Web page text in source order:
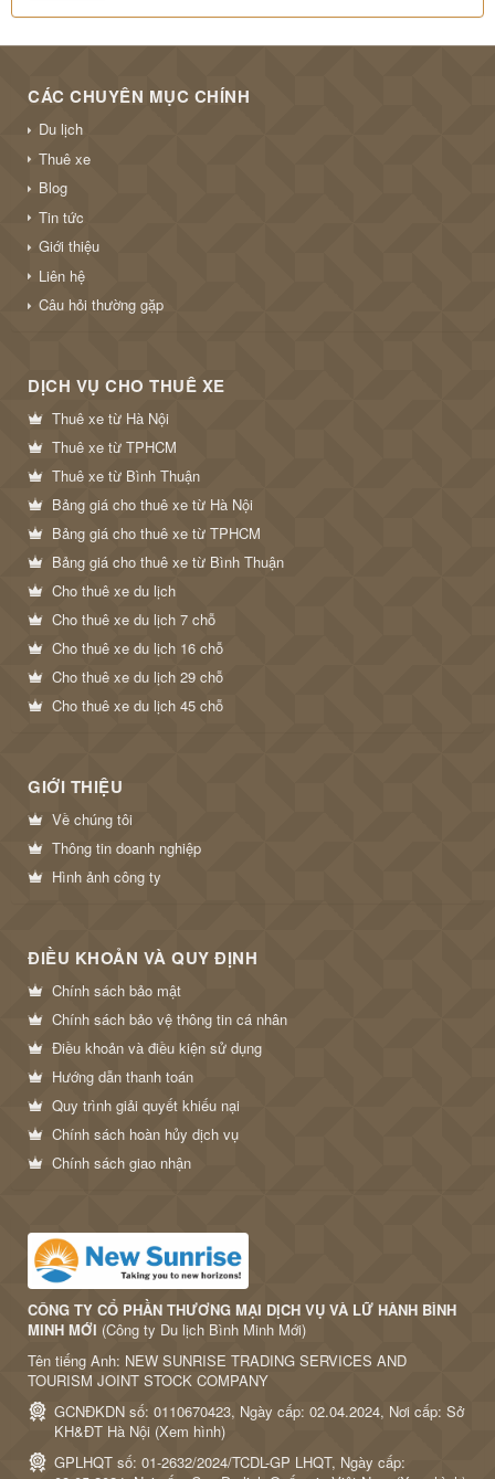
CÁC CHUYÊN MỤC CHÍNH
Du lịch
Thuê xe
Blog
Tin tức
Giới thiệu
Liên hệ
Câu hỏi thường gặp
DỊCH VỤ CHO THUÊ XE
Thuê xe từ Hà Nội
Thuê xe từ TPHCM
Thuê xe từ Bình Thuận
Bảng giá cho thuê xe từ Hà Nội
Bảng giá cho thuê xe từ TPHCM
Bảng giá cho thuê xe từ Bình Thuận
Cho thuê xe du lịch
Cho thuê xe du lịch 7 chỗ
Cho thuê xe du lịch 16 chỗ
Cho thuê xe du lịch 29 chỗ
Cho thuê xe du lịch 45 chỗ
GIỚI THIỆU
Về chúng tôi
Thông tin doanh nghiệp
Hình ảnh công ty
ĐIỀU KHOẢN VÀ QUY ĐỊNH
Chính sách bảo mật
Chính sách bảo vệ thông tin cá nhân
Điều khoản và điều kiện sử dụng
Hướng dẫn thanh toán
Quy trình giải quyết khiếu nại
Chính sách hoàn hủy dịch vụ
Chính sách giao nhận
CÔNG TY CỔ PHẦN THƯƠNG MẠI DỊCH VỤ VÀ LỮ HÀNH BÌNH
MINH MỚI (Công ty Du lịch Bình Minh Mới)
Tên tiếng Anh: NEW SUNRISE TRADING SERVICES AND
TOURISM JOINT STOCK COMPANY
GCNĐKDN số: 0110670423, Ngày cấp: 02.04.2024, Nơi cấp: Sở
KH&ĐT Hà Nội (Xem hình)
GPLHQT số: 01-2632/2024/TCDL-GP LHQT, Ngày cấp: